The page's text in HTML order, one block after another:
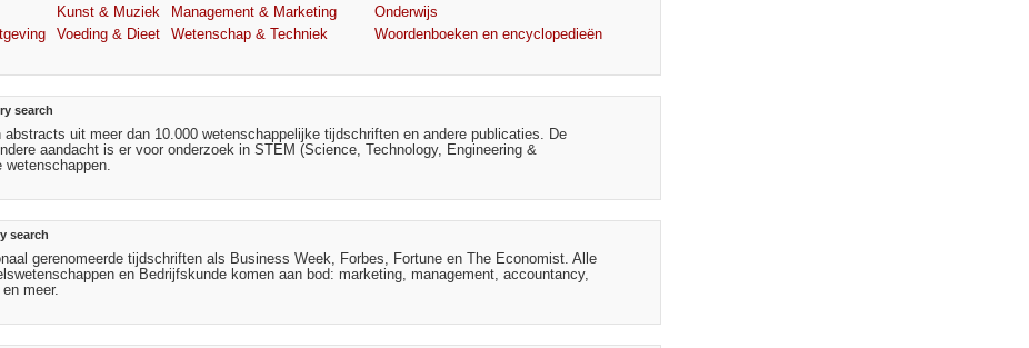
Kunst & Muziek Management & Marketing
Onderwijs
Voeding & Dieet Wetenschap & Techniek Woordenboeken en encyclopedieën
search
uit meer dan 10.000 wetenschappelijke tijdschriften en andere publicaties. De
aandacht is er voor onderzoek in STEM (Science, Technology, Engineering &
wetenschappen.
search
gerenomeerde tijdschriften als Business Week, Forbes, Fortune en The Economist. Alle
en Bedrijfskunde komen aan bod: marketing, management, accountancy,
meer.